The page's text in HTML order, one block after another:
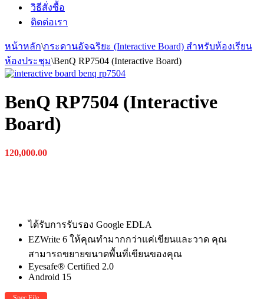
วิธีสั่งซื้อ
ติดต่อเรา
หน้าหลัก\กระดานอัจฉริยะ (Interactive Board) สำหรับห้องเรียน
ห้องประชุม\BenQ RP7504 (Interactive Board)
BenQ RP7504 (Interactive
Board)
120,000.00
ได้รับการรับรอง Google EDLA
EZWrite 6 ให้คุณทำมากกว่าแค่เขียนและวาด คุณ
สามารถขยายขนาดพื้นที่เขียนของคุณ
Eyesafe® Certified 2.0
Android 15